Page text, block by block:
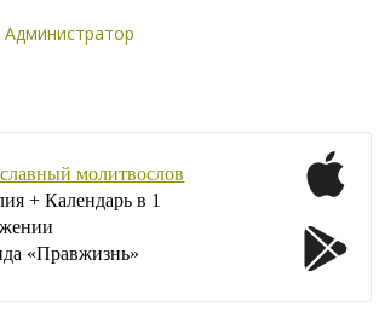
молитвослов
+ Календарь в 1
«Правжизнь»